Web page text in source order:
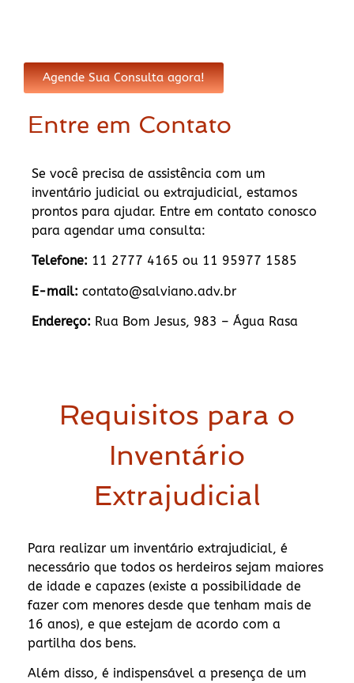
Agende Sua Consulta agora!
Entre em Contato
Se você precisa de assistência com um
inventário judicial ou extrajudicial, estamos
prontos para ajudar. Entre em contato conosco
para agendar uma consulta:
Telefone: 11 2777 4165 ou 11 95977 1585
E-mail: contato@salviano.adv.br
Endereço: Rua Bom Jesus, 983 – Água Rasa
Requisitos para o
Inventário
Extrajudicial
Para realizar um inventário extrajudicial, é
necessário que todos os herdeiros sejam maiores
de idade e capazes (existe a possibilidade de
fazer com menores desde que tenham mais de
16 anos), e que estejam de acordo com a
partilha dos bens.
Além disso, é indispensável a presença de um